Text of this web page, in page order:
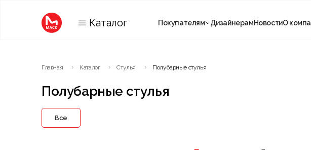
Каталог Покупателям ДизайнерамНовостиО
Главная Каталог Стулья Полубарные стулья
Полубарные стулья
Все